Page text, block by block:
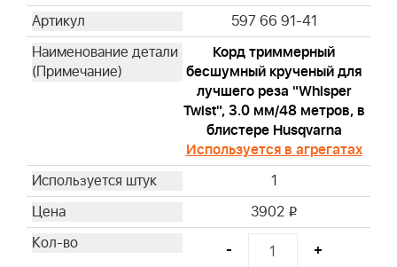
597 66 91-41
Корд триммерный
бесшумный крученый для
лучшего реза "Whisper
Twist", 3.0 мм/48 метров, в
блистере Husqvarna
Используется в агрегатах
1
3902 i
- +